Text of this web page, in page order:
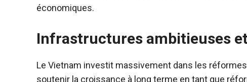
économiques.
Infrastructures ambitieuses
Le Vietnam investit massivement dans les
soutenir la croissance à long terme en tant que